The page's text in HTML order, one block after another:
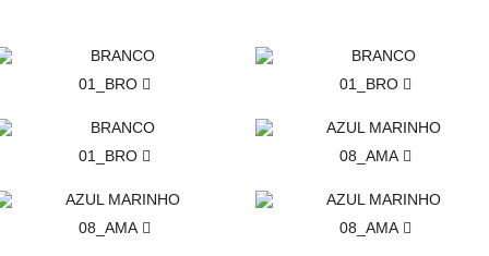
01_BRO 01_BRO
01_BRO 08_AMA
08_AMA 08_AMA